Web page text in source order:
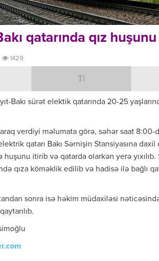
qatarında qız
1429
Bakı sürət elektik qatarında 20-25
verdiyi məlumata görə, səhər saat 8:00-
qatarı Bakı Sərnişin Stansiyasına daxil
huşunu itirib və qatarda olarkən yerə
qıza köməklik edilib və hadisə ilə bağlı
sonra isə həkim müdaxiləsi